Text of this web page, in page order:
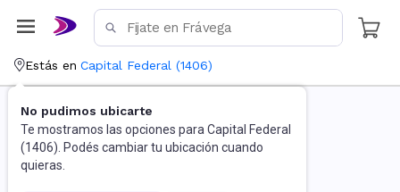
Estás en Capital Federal (1406)
No pudimos ubicarte
Te mostramos las opciones para Capital Federal
(1406). Podés cambiar tu ubicación cuando
quieras.